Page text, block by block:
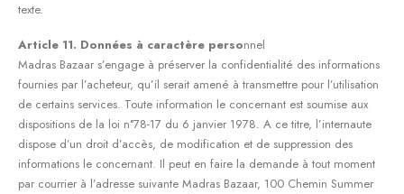
texte.
Article 11. Données à caractère personnel
Madras Bazaar s’engage à préserver la confidentialité des informations
fournies par l’acheteur, qu’il serait amené à transmettre pour l’utilisation
de certains services. Toute information le concernant est soumise aux
dispositions de la loi n°78-17 du 6 janvier 1978. A ce titre, l’internaute
dispose d’un droit d’accès, de modification et de suppression des
informations le concernant. Il peut en faire la demande à tout moment
par courrier à l’adresse suivante Madras Bazaar, 100 Chemin Summer